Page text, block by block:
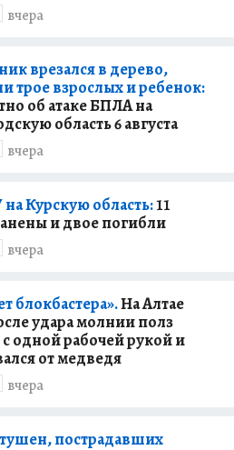
вчера
врезался в дерево,
трое взрослых и ребенок:
об атаке БПЛА на
область 6 августа
вчера
Курскую область:11
и двое погибли
вчера
блокбастера».На Алтае
удара молнии полз
одной рабочей рукой и
от медведя
вчера
пострадавших